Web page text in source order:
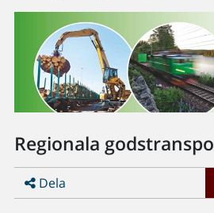
Regionala
Dela